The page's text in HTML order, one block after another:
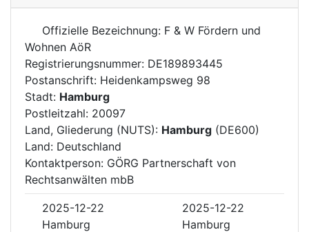
Offizielle Bezeichnung: F & W Fördern und
Wohnen AöR
Registrierungsnummer: DE189893445
Postanschrift: Heidenkampsweg 98
Stadt: Hamburg
Postleitzahl: 20097
Land, Gliederung (NUTS): Hamburg (DE600)
Land: Deutschland
Kontaktperson: GÖRG Partnerschaft von
Rechtsanwälten mbB
2025-12-22
2025-12-22
Hamburg
Hamburg